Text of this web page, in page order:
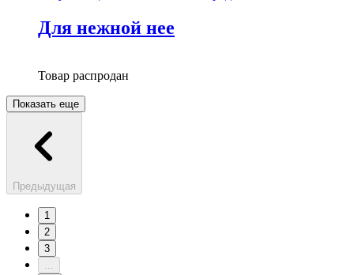
Для нежной нее
Товар распродан
Показать еще
Предыдущая
1
2
3
...